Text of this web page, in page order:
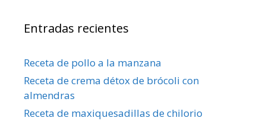
Entradas recientes
Receta de pollo a la manzana
Receta de crema détox de brócoli con
almendras
Receta de maxiquesadillas de chilorio